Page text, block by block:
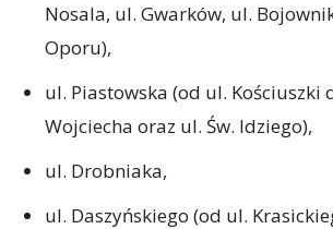
Nosala, ul. Gwarków, ul.
Oporu),
ul. Piastowska (od ul. Kościuszki
Wojciecha oraz ul. Św. Idziego),
ul. Drobniaka,
ul. Daszyńskiego (od ul.